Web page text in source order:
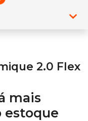
2.0 Flex
mais
estoque